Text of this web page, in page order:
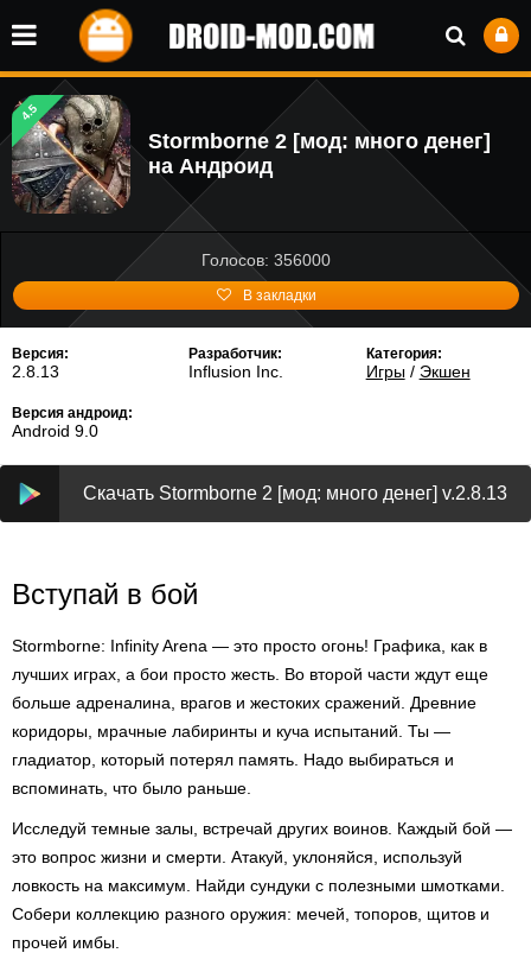
4.5
Stormborne 2 [мод: много денег]
на Андроид
Голосов: 356000
В закладки
Версия:
2.8.13
Разработчик:
Influsion Inc.
Категория:
Игры/ Экшен
Версия андроид:
Android 9.0
Скачать Stormborne 2 [мод: много денег] v.2.8.13
Вступай в бой
Stormborne: Infinity Arena — это просто огонь! Графика, как в
лучших играх, а бои просто жесть. Во второй части ждут еще
больше адреналина, врагов и жестоких сражений. Древние
коридоры, мрачные лабиринты и куча испытаний. Ты —
гладиатор, который потерял память. Надо выбираться и
вспоминать, что было раньше.
Исследуй темные залы, встречай других воинов. Каждый бой —
это вопрос жизни и смерти. Атакуй, уклоняйся, используй
ловкость на максимум. Найди сундуки с полезными шмотками.
Собери коллекцию разного оружия: мечей, топоров, щитов и
прочей имбы.